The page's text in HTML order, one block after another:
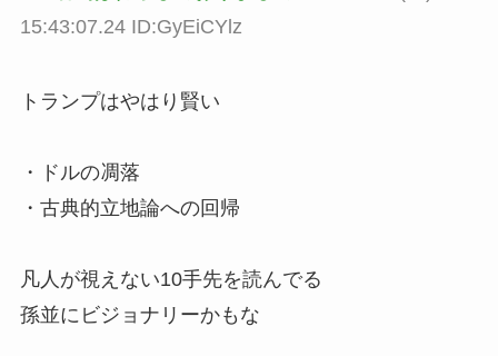
15:43:07.24 ID:GyEiCYlz
トランプはやはり賢い
・ドルの凋落
・古典的立地論への回帰
凡人が視えない10手先を読んでる
孫並にビジョナリーかもな